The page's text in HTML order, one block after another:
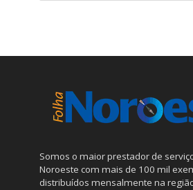
Somos o maior prestador de
Noroeste com mais de 100 mil
distribuídos mensalmente na